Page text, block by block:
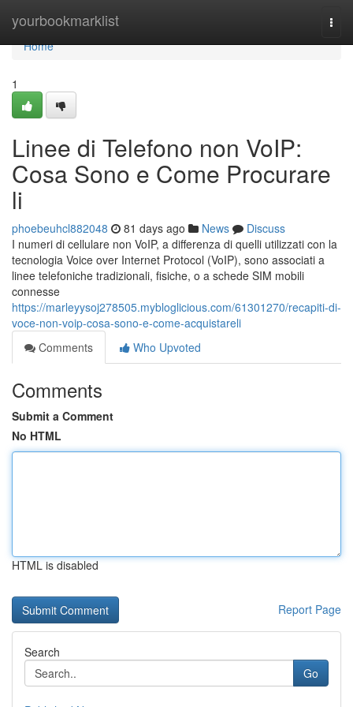
yourbookmarklist
Home
Home
1
Linee di Telefono non VoIP:
Cosa Sono e Come Procurare
li
phoebeuhcl882048 81 days ago News
Discuss
I numeri di cellulare non VoIP, a differenza di quelli utilizzati con la
tecnologia Voice over Internet Protocol (VoIP), sono associati a
linee telefoniche tradizionali, fisiche, o a schede SIM mobili
connesse
https://marleyysoj278505.mybloglicious.com/61301270/recapiti-di-
voce-non-voip-cosa-sono-e-come-acquistareli
Comments
Who Upvoted
Comments
Submit a Comment
No HTML
HTML is disabled
Report Page
Search
Go